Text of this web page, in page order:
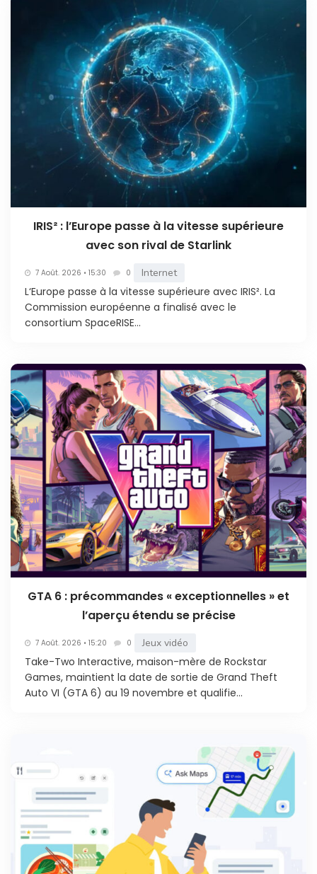
IRIS² : l’Europe passe à la vitesse supérieure
avec son rival de Starlink
7 Août. 2026 • 15:30 0 Internet
L‘Europe passe à la vitesse supérieure avec IRIS². La
Commission européenne a finalisé avec le
consortium SpaceRISE...
GTA 6 : précommandes « exceptionnelles » et
l’aperçu étendu se précise
7 Août. 2026 • 15:20 0 Jeux vidéo
Take-Two Interactive, maison-mère de Rockstar
Games, maintient la date de sortie de Grand Theft
Auto VI (GTA 6) au 19 novembre et qualifie...